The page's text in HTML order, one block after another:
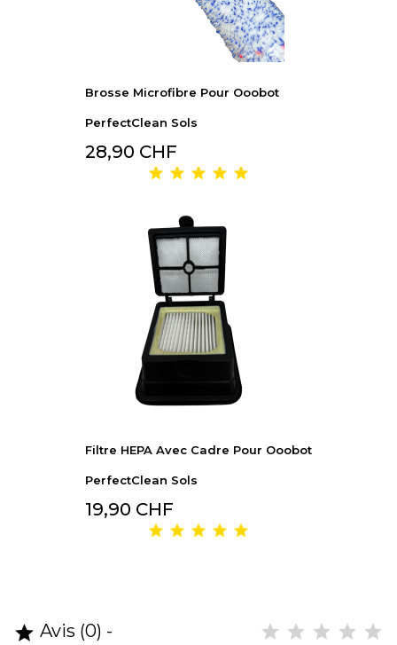
Brosse Microfibre Pour Ooobot
PerfectClean Sols
28,90 CHF
Filtre HEPA Avec Cadre Pour Ooobot
PerfectClean Sols
19,90 CHF
 Avis (0) -